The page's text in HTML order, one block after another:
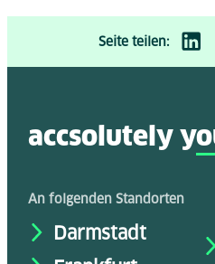
Seite teilen:
accsolutely y
An folgenden Standorten
Darmstadt